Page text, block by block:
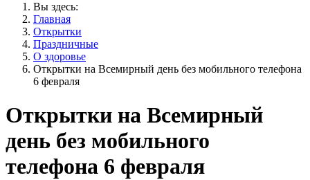
Вы здесь:
Главная
Открытки
Праздничные
О здоровье
Открытки на Всемирный день без мобильного телефона
6 февраля
Открытки на Всемирный
день без мобильного
телефона 6 февраля